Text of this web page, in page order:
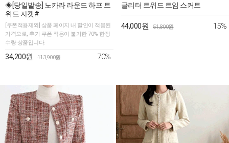
◈[당일발송] 노카라 라운드 하프 트
위드 자켓#
[쿠폰적용제외] 상품 페이지 내 할인이 적용된
가격으로, 추가 쿠폰 적용이 불가한 70% 한정
수량 상품입니다.
34,200원 113,900원 70%
글리터 트위드 트임 스커트
44,000원 51,800원 15%